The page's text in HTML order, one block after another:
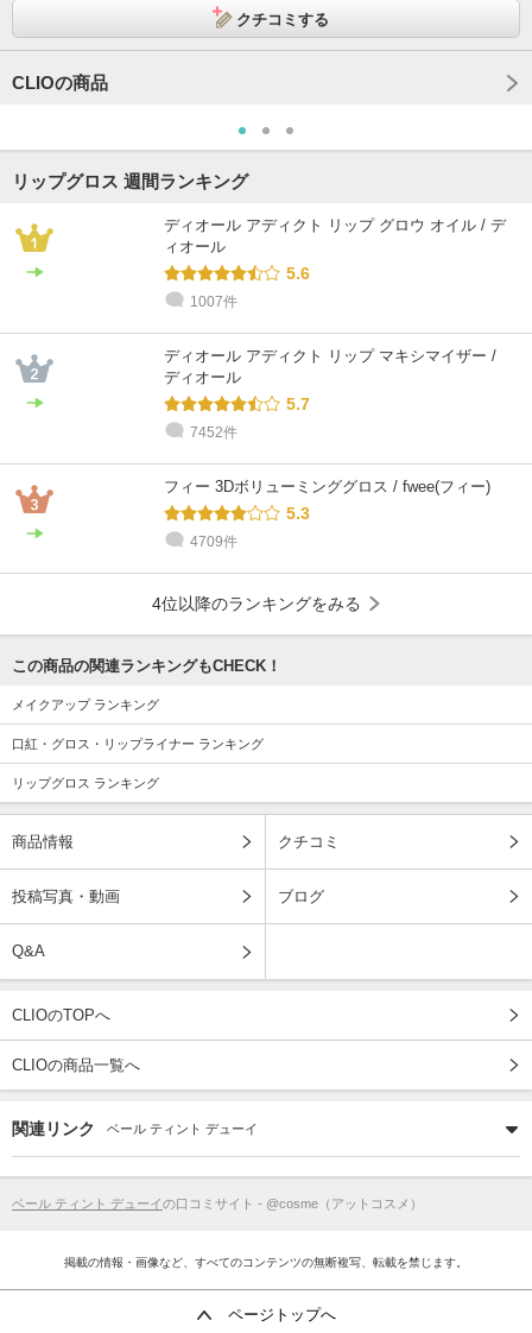
クチコミする
CLIOの商品
リップグロス 週間ランキング
ディオール アディクト リップ グロウ オイル / デ
ィオール
5.6
1007件
ディオール アディクト リップ マキシマイザー /
ディオール
5.7
7452件
フィー 3Dボリューミンググロス / fwee(フィー)
5.3
4709件
4位以降のランキングをみる
この商品の関連ランキングもCHECK！
メイクアップ ランキング
口紅・グロス・リップライナー ランキング
リップグロス ランキング
商品情報 クチコミ
投稿写真・動画 ブログ
Q&A
CLIOのTOPへ
CLIOの商品一覧へ
関連リンク ベール ティント デューイ
ベール ティント デューイの口コミサイト - @cosme（アットコスメ）
掲載の情報・画像など、すべてのコンテンツの無断複写、転載を禁じます。
ページトップへ